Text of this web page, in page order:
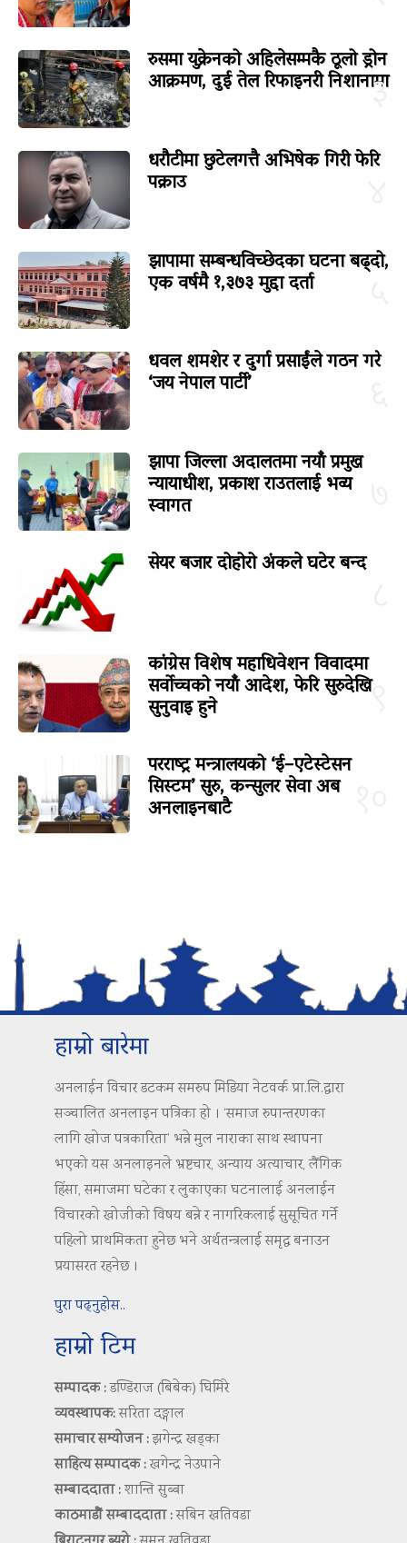
३
रुसमा युक्रेनको अहिलेसम्मकै ठूलो ड्रोन
आक्रमण, दुई तेल रिफाइनरी निशानामा
धरौटीमा छुटेलगत्तै अभिषेक गिरी फेरि
पक्राउ
झापामा सम्बन्धविच्छेदका घटना बढ्दो,
एक वर्षमै १,३७३ मुद्दा दर्ता
धवल शमशेर र दुर्गा प्रसाईंले गठन गरे
‘जय नेपाल पार्टी’
झापा जिल्ला अदालतमा नयाँ प्रमुख
न्यायाधीश, प्रकाश राउतलाई भव्य
स्वागत
सेयर बजार दोहोरो अंकले घटेर बन्द
९
कांग्रेस विशेष महाधिवेशन विवादमा
सर्वोच्चको नयाँ आदेश, फेरि सुरुदेखि
सुनुवाइ हुने
परराष्ट्र मन्त्रालयको ‘ई–एटेस्टेसन
सिस्टम’ सुरु, कन्सुलर सेवा अब
अनलाइनबाटै
हाम्रो बारेमा
अनलाईन विचार डटकम समरुप मिडिया नेटवर्क प्रा.लि.द्वारा
सञ्चालित अनलाइन पत्रिका हो । ‘समाज रुपान्तरणका
लागि खोज पत्रकारिता’ भन्ने मुल नाराका साथ स्थापना
भएको यस अनलाइनले भ्रष्टचार, अन्याय अत्याचार, लैंगिक
हिंसा, समाजमा घटेका र लुकाएका घटनालाई अनलाईन
विचारको खोजीको विषय बन्ने र नागरिकलाई सुसूचित गर्ने
पहिलो प्राथमिकता हुनेछ भने अर्थतन्त्रलाई समृद्ध बनाउन
प्रयासरत रहनेछ ।
पुरा पढ्नुहोस..
हाम्रो टिम
सम्पादक :डण्डिराज (बिबेक) घिमिरे
व्यवस्थापक:सरिता दङ्गाल
समाचार सम्योजन :झगेन्द्र खड्का
साहित्य सम्पादक :खगेन्द्र नेउपाने
सम्बाददाता :शान्ति सुब्बा
काठमाडौं सम्बाददाता :सबिन खतिवडा